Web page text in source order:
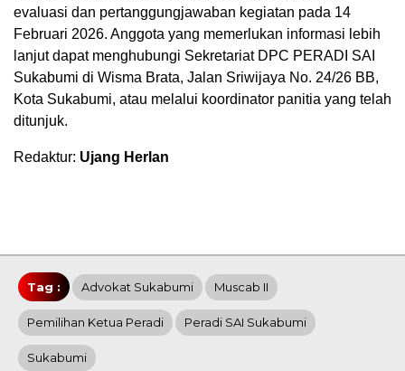
evaluasi dan pertanggungjawaban kegiatan pada 14
Februari 2026. Anggota yang memerlukan informasi lebih
lanjut dapat menghubungi Sekretariat DPC PERADI SAI
Sukabumi di Wisma Brata, Jalan Sriwijaya No. 24/26 BB,
Kota Sukabumi, atau melalui koordinator panitia yang telah
ditunjuk.
Redaktur: Ujang Herlan
Tag : Advokat Sukabumi Muscab II
Pemilihan Ketua Peradi Peradi SAI Sukabumi
Sukabumi